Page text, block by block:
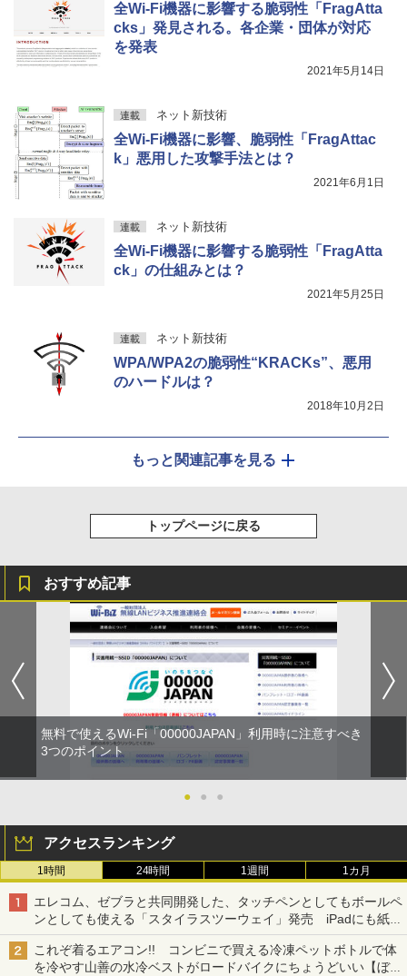
全Wi-Fi機器に影響する脆弱性「FragAtta
cks」発見される。各企業・団体が対応
を発表
2021年5月14日
連載 ネット新技術
全Wi-Fi機器に影響、脆弱性「FragAttac
k」悪用した攻撃手法とは？
2021年6月1日
連載 ネット新技術
全Wi-Fi機器に影響する脆弱性「FragAtta
ck」の仕組みとは？
2021年5月25日
連載 ネット新技術
WPA/WPA2の脆弱性“KRACKs”、悪用
のハードルは？
2018年10月2日
もっと関連記事を見る
トップページに戻る
おすすめ記事
無料で使えるWi-Fi「00000JAPAN」利用時に注意すべき
3つのポイント
● ● ●
アクセスランキング
1時間 24時間 1週間 1カ月
エレコム、ゼブラと共同開発した、タッチペンとしてもボールペ
ンとしても使える「スタイラスツーウェイ」発売 iPadにも紙に
も、持ち替えずに書き込める
これぞ着るエアコン!! コンビニで買える冷凍ペットボトルで体
を冷やす山善の水冷ベストがロードバイクにちょうどいい【ぼっ